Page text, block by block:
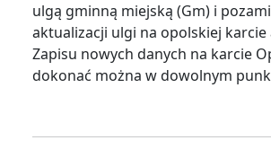
ulgą gminną miejską (Gm) i
aktualizacji ulgi na opolskiej
Zapisu nowych danych na karcie
dokonać można w dowolnym